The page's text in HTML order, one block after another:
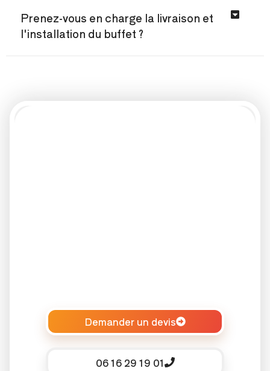
Prenez-vous en charge la livraison et
l'installation du buffet ?
Demander un devis
06 16 29 19 01